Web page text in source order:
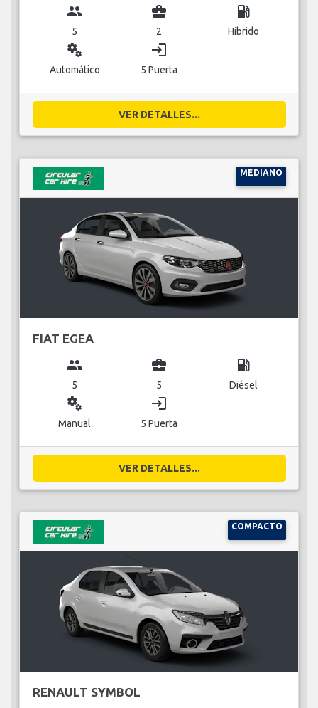
group
5
business_center
2
local_gas_station
Híbrido
miscellaneous_services
Automático
login
5 Puerta
VER DETALLES...
MEDIANO
FIAT EGEA
group
5
business_center
5
local_gas_station
Diésel
miscellaneous_services
Manual
login
5 Puerta
VER DETALLES...
COMPACTO
RENAULT SYMBOL